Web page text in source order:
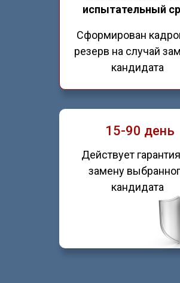
15-90 день
Действует
замену
кандидата
испытательный
Сформирован
резерв на случай
кандидата